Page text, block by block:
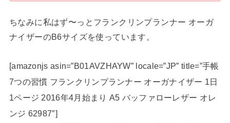
ちなみに私はず〜っとフランクリンプランナー オーガ
ナイザーのB6サイズを使っています。
[amazonjs asin=”B01AVZHAYW” locale=”JP” title=”手帳
7つの習慣 フランクリンプランナー オーガナイザー 1日
1ページ 2016年4月始まり A5 バッファローレザー オレ
ンジ 62987″]